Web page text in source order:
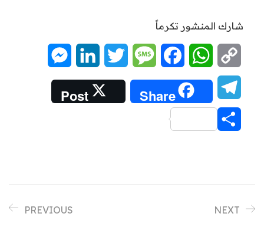
شارك المنشور تكرماً
Copy
Link
WhatsApp
Facebook
Message
Twitter
LinkedIn
Telegram
Share
Post
PREVIOUS NEXT